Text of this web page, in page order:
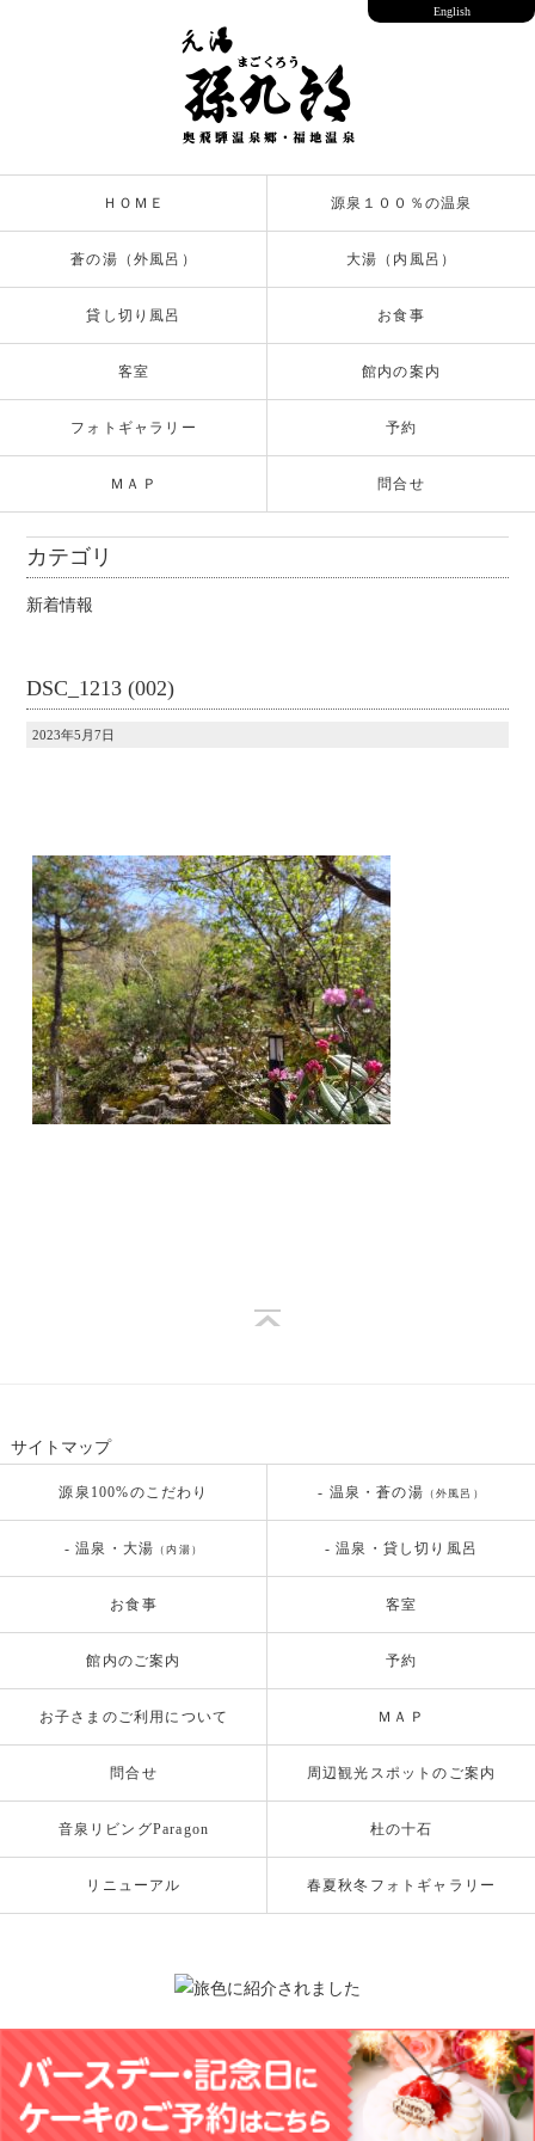
ＨＯＭＥ 源泉１００％の温泉
蒼の湯（外風呂） 大湯（内風呂）
貸し切り風呂 お食事
客室 館内の案内
フォトギャラリー 予約
ＭＡＰ 問合せ
English
カテゴリ
新着情報
DSC_1213 (002)
2023年5月7日
サイトマップ
源泉100%のこだわり - 温泉・蒼の湯 （外風呂）
- 温泉・大湯 （内湯） - 温泉・貸し切り風呂
お食事 客室
館内のご案内 予約
お子さまのご利用について ＭＡＰ
問合せ 周辺観光スポットのご案内
音泉リビングParagon 杜の十石
リニューアル 春夏秋冬フォトギャラリー